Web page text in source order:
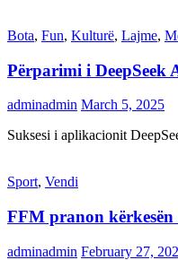
Bota, Fun, Kulturë, Lajme,
Përparimi i DeepSeek
adminadmin March 5, 2025
Suksesi i aplikacionit
Sport, Vendi
FFM pranon
adminadmin February 27,